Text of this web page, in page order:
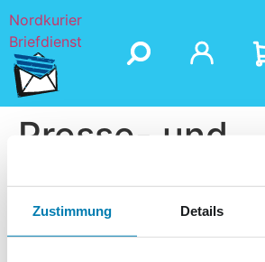
Zustimmung Details
Nordkurier
Briefdienst
Presse- und
Weinhaus